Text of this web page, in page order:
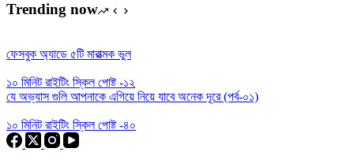
Trending now
ফেসবুক অ্যাডে ৫টি মারাত্মক ভুল
১০ মিনিট রাইটিং স্কিল পোষ্ট -১২
যে অভ্যাস গুলি আপনাকে এগিয়ে নিয়ে যাবে অনেক দূরে (পর্ব-০১)
১০ মিনিট রাইটিং স্কিল পোষ্ট -৪০